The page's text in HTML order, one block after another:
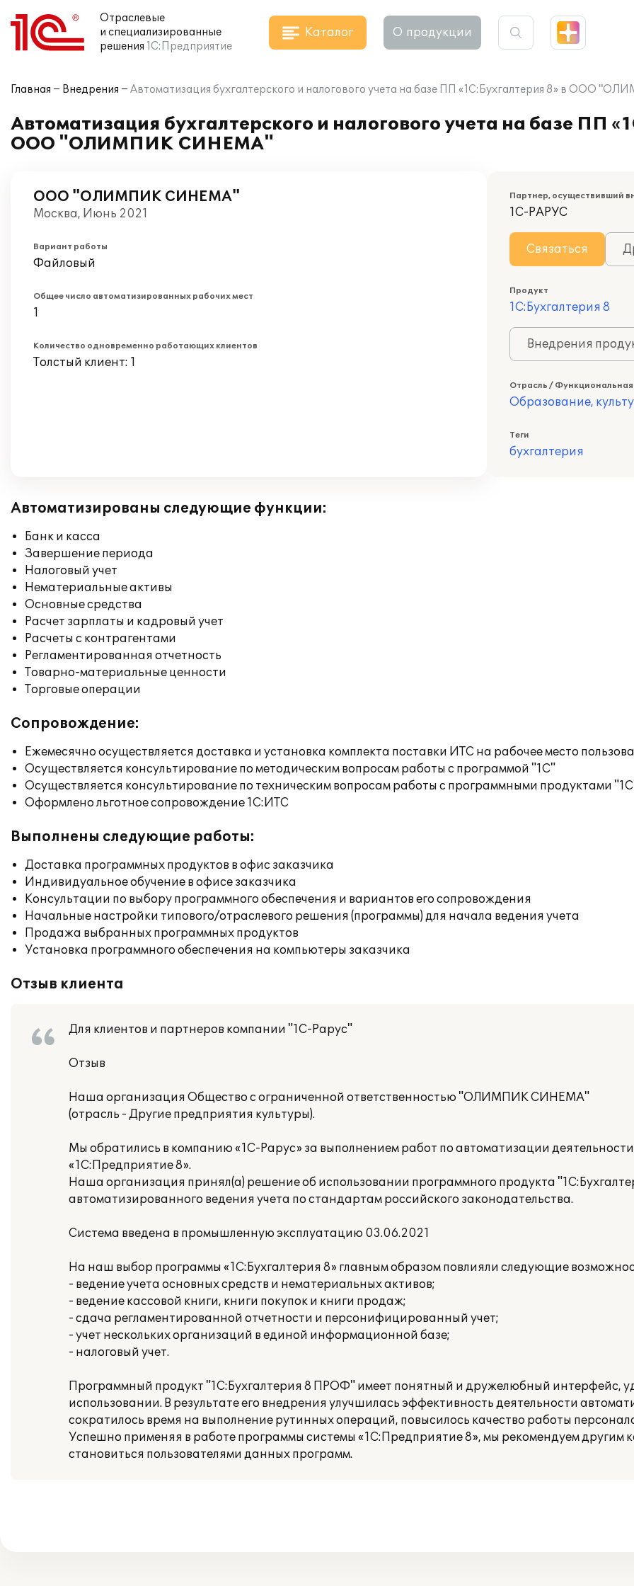
Отраслевые
и специализированные
решения 1С:Предприятие
Каталог О продукции
Главная Внедрения Автоматизация бухгалтерского и налогового учета на базе ПП «1С:Бухгалтерия 8» в ООО
Автоматизация бухгалтерского и налогового учета на базе ПП
ООО "ОЛИМПИК СИНЕМА"
ООО "ОЛИМПИК СИНЕМА"
Москва, Июнь 2021
Вариант работы
Файловый
Общее число автоматизированных рабочих мест
1
Количество одновременно работающих клиентов
Толстый клиент: 1
Партнер, осуществивший
1С-РАРУС
Связаться
Продукт
1С:Бухгалтерия 8
Внедрения
Отрасль / Функциональная
Образование,
Теги
бухгалтерия
Автоматизированы следующие функции:
Банк и касса
Завершение периода
Налоговый учет
Нематериальные активы
Основные средства
Расчет зарплаты и кадровый учет
Расчеты с контрагентами
Регламентированная отчетность
Товарно-материальные ценности
Торговые операции
Сопровождение:
Ежемесячно осуществляется доставка и установка комплекта поставки ИТС на рабочее место
Осуществляется консультирование по методическим вопросам работы с программой "1С"
Осуществляется консультирование по техническим вопросам работы с программными продуктами
Оформлено льготное сопровождение 1С:ИТС
Выполнены следующие работы:
Доставка программных продуктов в офис заказчика
Индивидуальное обучение в офисе заказчика
Консультации по выбору программного обеспечения и вариантов его сопровождения
Начальные настройки типового/отраслевого решения (программы) для начала ведения учета
Продажа выбранных программных продуктов
Установка программного обеспечения на компьютеры заказчика
Отзыв клиента
Для клиентов и партнеров компании "1С-Рарус"
Отзыв
Наша организация Общество с ограниченной ответственностью "ОЛИМПИК СИНЕМА"
(отрасль - Другие предприятия культуры).
Мы обратились в компанию «1С-Рарус» за выполнением работ по автоматизации
«1С:Предприятие 8».
Наша организация принял(а) решение об использовании программного продукта
автоматизированного ведения учета по стандартам российского законодательства.
Система введена в промышленную эксплуатацию 03.06.2021
На наш выбор программы «1С:Бухгалтерия 8» главным образом повлияли следующие
- ведение учета основных средств и нематериальных активов;
- ведение кассовой книги, книги покупок и книги продаж;
- сдача регламентированной отчетности и персонифицированный учет;
- учет нескольких организаций в единой информационной базе;
- налоговый учет.
Программный продукт "1С:Бухгалтерия 8 ПРОФ" имеет понятный и дружелюбный интерфейс,
использовании. В результате его внедрения улучшилась эффективность деятельности
сократилось время на выполнение рутинных операций, повысилось качество работы
Успешно применяя в работе программы системы «1С:Предприятие 8», мы рекомендуем другим
становиться пользователями данных программ.